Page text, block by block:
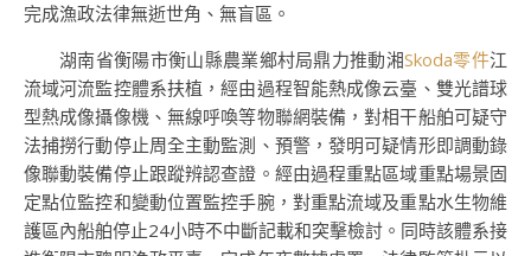
完成漁政法律無逝世角、無盲區。
湖南省衡陽市衡山縣農業鄉村局鼎力推動湘Skoda零件江
流域河流監控體系扶植，經由過程智能熱成像云臺、雙光譜球
型熱成像攝像機、無線呼喚等物聯網裝備，對相干船舶可疑守
法捕撈行動停止周全主動監測、預警，發明可疑情形即調動錄
像聯動裝備停止跟蹤辨認查證。經由過程重點區域重點場景固
定點位監控和變動位置監控手腕，對重點流域及重點水生物維
護區內船舶停止24小時不中斷記載和突擊檢討。同時該體系接